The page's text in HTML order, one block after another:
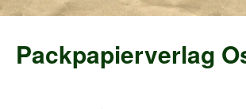
Packpapierverlag